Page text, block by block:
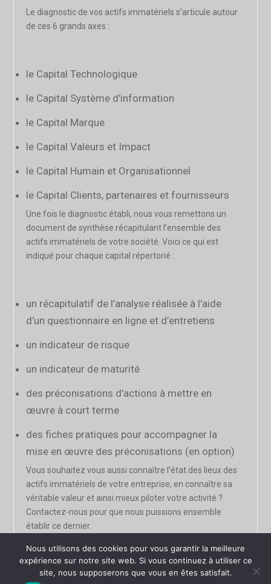
Le diagnostic de vos actifs immatériels s’articule autour
de ces 6 grands axes :
le Capital Technologique
le Capital Système d’information
le Capital Marque
le Capital Valeurs et Impact
le Capital Humain et Organisationnel
le Capital Clients, partenaires et fournisseurs
Une fois le diagnostic établi, nous vous remettons un
document de synthèse récapitulant l’ensemble des
actifs immatériels de votre société. Voici ce qui est
indiqué pour chaque capital répertorié :
un récapitulatif de l’analyse réalisée à l’aide
d’un questionnaire en ligne et d’entretiens
un indicateur de risque
un indicateur de maturité
des préconisations d’actions à mettre en
œuvre à court terme
des fiches pratiques pour accompagner la
mise en œuvre des préconisations (en option)
Vous souhaitez vous aussi connaître l’état des lieux des
actifs immatériels de votre entreprise, en connaître sa
véritable valeur et ainsi mieux piloter votre activité ?
Contactez-nous pour que nous puissions ensemble
établir ce dernier.
Des questions subsistent ?
Répondons-y ensemble !
Maintenant !
+377 97 70 78 78
hello@theideastartercompany.com
© 2026-27 The Idea Starter Company.
Nous utilisons des cookies pour vous garantir la meilleure
expérience sur notre site web. Si vous continuez à utiliser ce
site, nous supposerons que vous en êtes satisfait.